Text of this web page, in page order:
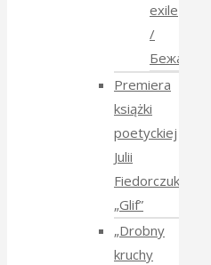
exile
/
Бежанства
Premiera
książki
poetyckiej
Julii
Fiedorczuk
„Glif”
„Drobny
kruchy